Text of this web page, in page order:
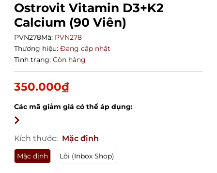
Ostrovit Vitamin D3+K2
Calcium (90 Viên)
PVN278Mã: PVN278
Thương hiệu: Đang cập nhật
Tình trạng: Còn hàng
350.000₫
Các mã giảm giá có thể áp dụng:
Kích thước: Mặc định
Mặc định Lỗi (Inbox Shop)